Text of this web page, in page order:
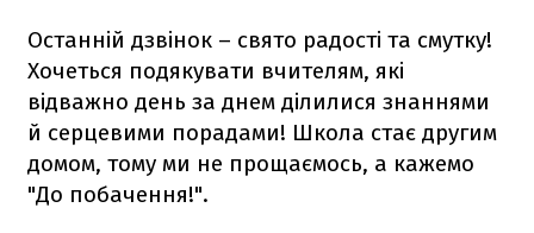
Останній дзвінок – свято радості та смутку!
Хочеться подякувати вчителям, які
відважно день за днем ​​ділилися знаннями
й серцевими порадами! Школа стає другим
домом, тому ми не прощаємось, а кажемо
"До побачення!".